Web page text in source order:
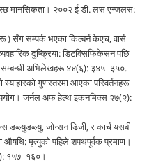
मानसिकता। २००२ ई डी. लस एन्जलस:
) सँग सम्पर्क भएका किल्बर्न केएच, वार्स
दुष्क्रिया: डिटक्सिफिकेसन पछि
सम्बन्धी अभिलेखहरू ४४(६): ३४५–३५०.
स्याहारको गुणस्तरमा आएका परिवर्तनहरू
जर्नल अफ हेल्थ इकनमिक्स २७(२):
डब्ल्युडब्ल्यु, जोन्सन डिजी, र कार्च यसबी
औषधि: मृत्युको पहिले शपथपूर्वक प्रमाण।
१५७–१६०।